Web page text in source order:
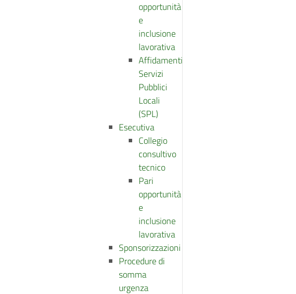
opportunità
e
inclusione
lavorativa
Affidamenti
Servizi
Pubblici
Locali
(SPL)
Esecutiva
Collegio
consultivo
tecnico
Pari
opportunità
e
inclusione
lavorativa
Sponsorizzazioni
Procedure di
somma
urgenza